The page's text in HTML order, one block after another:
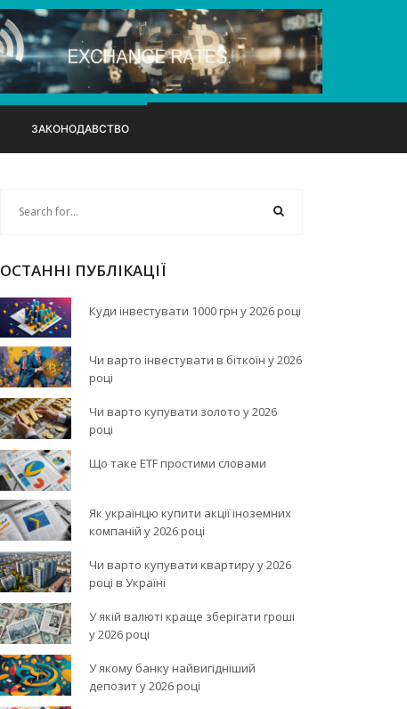
ЗАКОНОДАВСТВО
ОСТАННІ ПУБЛІКАЦІЇ
Куди інвестувати 1000 грн у 2026 році
Чи варто інвестувати в біткоїн у 2026
році
Чи варто купувати золото у 2026
році
Що таке ETF простими словами
Як українцю купити акції іноземних
компаній у 2026 році
Чи варто купувати квартиру у 2026
році в Україні
У якій валюті краще зберігати гроші
у 2026 році
У якому банку найвигідніший
депозит у 2026 році